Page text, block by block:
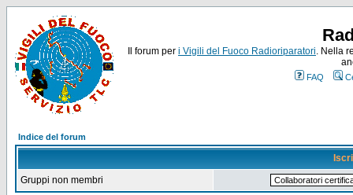
Il forum per i Vigili del Fuoco Radioriparatori. Nella
FAQ
Indice del forum
Gruppi non membri